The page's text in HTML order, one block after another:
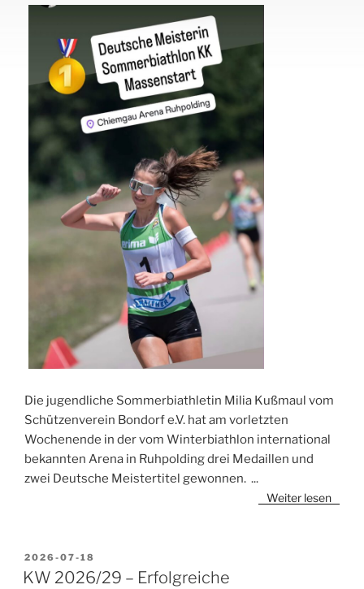
Die jugendliche Sommerbiathletin Milia Kußmaul vom
Schützenverein Bondorf e.V. hat am vorletzten
Wochenende in der vom Winterbiathlon international
bekannten Arena in Ruhpolding drei Medaillen und
zwei Deutsche Meistertitel gewonnen. ...
Weiter lesen
VERÖFFENTLICHT
AM
2026-07-18
KW 2026/29 – Erfolgreiche